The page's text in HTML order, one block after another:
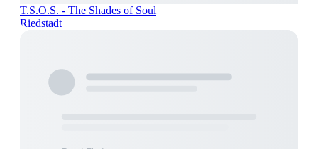
T.S.O.S. - The Shades of Soul
Riedstadt